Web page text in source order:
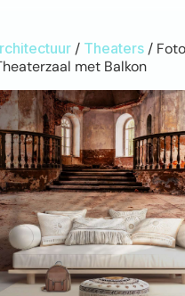
/ Theaters /
met Balkon